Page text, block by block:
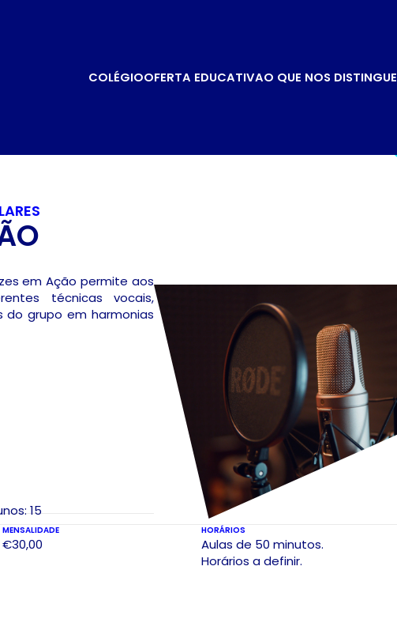
COLÉGIOOFERTA EDUCATIVAO QUE NOS DISTINGUE
em Ação permite aos
técnicas vocais,
do grupo em harmonias
15
MENSALIDADE
€30,00
HORÁRIOS
Aulas de 50 minutos.
Horários a definir.